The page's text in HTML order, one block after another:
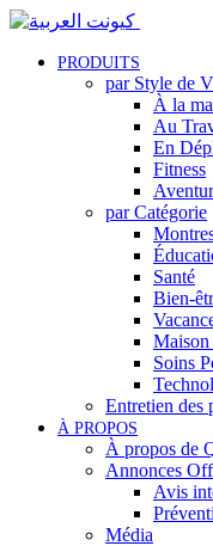
PRODUITS
par Style de
À la
Au
En
Fitness
par Catégorie
Santé
Bien-
Soins
Entretien des
À PROPOS
À propos de
Annonces
Avis
Média